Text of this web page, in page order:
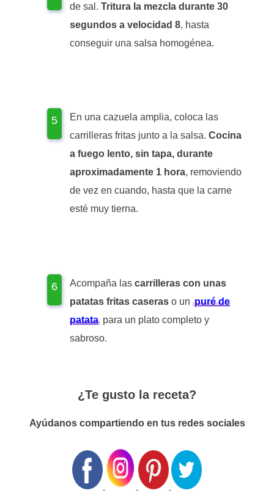
de sal. Tritura la mezcla durante 30
segundos a velocidad 8, hasta
conseguir una salsa homogénea.
En una cazuela amplia, coloca las
carrilleras fritas junto a la salsa. Cocina
a fuego lento, sin tapa, durante
aproximadamente 1 hora, removiendo
de vez en cuando, hasta que la carne
esté muy tierna.
Acompaña las carrilleras con unas
patatas fritas caseras o un puré de
patata para un plato completo y
sabroso.
¿Te gusto la receta?
Ayúdanos compartiendo en tus redes sociales